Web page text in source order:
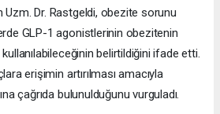
Uzm. Dr. Rastgeldi, obezite sorunu
GLP-1 agonistlerinin obezitenin
belirtildiğini ifade etti.
erişimin artırılması amacıyla
çağrıda bulunulduğunu vurguladı.